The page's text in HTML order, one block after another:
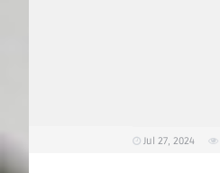
Jul 27, 2024